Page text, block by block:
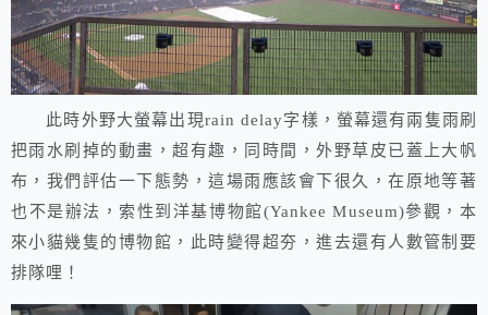
此時外野大螢幕出現rain delay字樣，螢幕還有兩隻雨刷
把雨水刷掉的動畫，超有趣，同時間，外野草皮已蓋上大帆
布，我們評估一下態勢，這場雨應該會下很久，在原地等著
也不是辦法，索性到洋基博物館(Yankee Museum)參觀，本
來小貓幾隻的博物館，此時變得超夯，進去還有人數管制要
排隊哩！